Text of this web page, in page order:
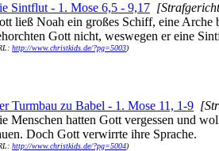
Sintflut - 1. Mose 6,5 - 9,17
ließ Noah ein großes Schiff, eine Arche
Gott nicht, weswegen er eine
http://www.christkids.de/?pg=5003)
Turmbau zu Babel - 1. Mose 11, 1-9
Menschen hatten Gott vergessen und
Doch Gott verwirrte ihre Sprache.
http://www.christkids.de/?pg=5004)